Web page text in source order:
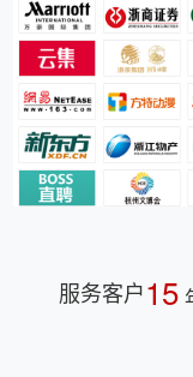
服务客户15